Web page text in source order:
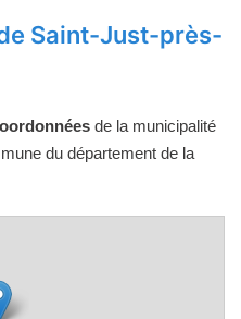
Saint-Just-près-
de la municipalité
du département de la